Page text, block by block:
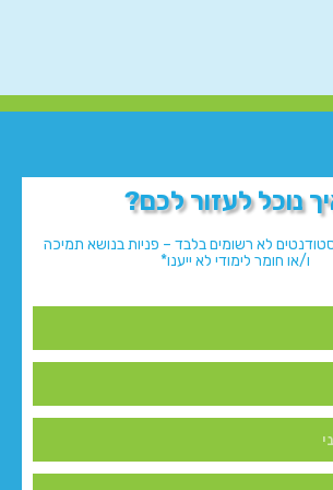
נוכל לעזור לכם?
לא רשומים בלבד – פניות בנושא תמיכה
ו/או חומר לימודי לא ייענו*